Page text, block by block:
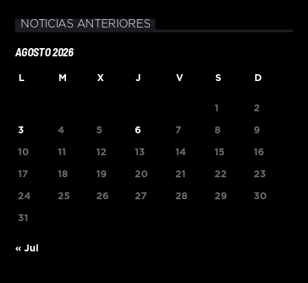
NOTICIAS ANTERIORES
AGOSTO 2026
L M X J V S D
1 2
3 4 5 6 7 8 9
10 11 12 13 14 15 16
17 18 19 20 21 22 23
24 25 26 27 28 29 30
31
« Jul